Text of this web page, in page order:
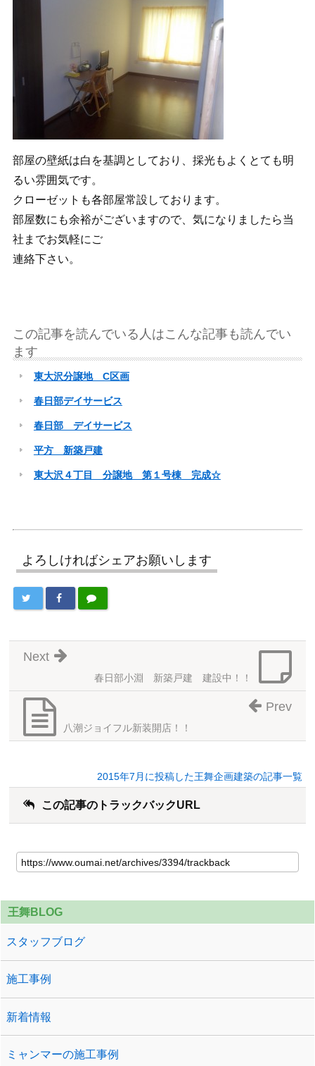
部屋の壁紙は白を基調としており、採光もよくとても明
るい雰囲気です。
クローゼットも各部屋常設しております。
部屋数にも余裕がございますので、気になりましたら当
社までお気軽にご
連絡下さい。
この記事を読んでいる人はこんな記事も読んでい
ます
東大沢分譲地 C区画
春日部デイサービス
春日部 デイサービス
平方 新築戸建
東大沢４丁目 分譲地 第１号棟 完成☆
よろしければシェアお願いします
春日部小淵 新築戸建 建設中！！
Next
八潮ジョイフル新装開店！！
Prev
2015年7月に投稿した王舞企画建築の記事一覧
この記事のトラックバックURL
王舞BLOG
スタッフブログ
施工事例
新着情報
ミャンマーの施工事例